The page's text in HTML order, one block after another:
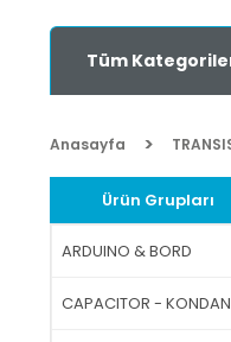
Tüm
Anasayfa
Ürün Grupları
ARDUINO & BORD
CAPACITOR -